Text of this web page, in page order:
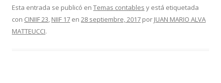
e
b
itt
er
m
p
Esta entrada se publicó en Temas contables y está etiquetada
con CINIIF 23, NIIF 17 en 28 septiembre, 2017 por JUAN MARIO ALVA
MATTEUCCI.